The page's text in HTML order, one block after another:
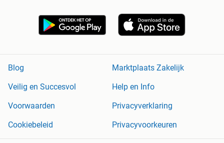
Blog
Marktplaats Zakelijk
Veilig en Succesvol
Help en Info
Voorwaarden
Privacyverklaring
Cookiebeleid
Privacyvoorkeuren